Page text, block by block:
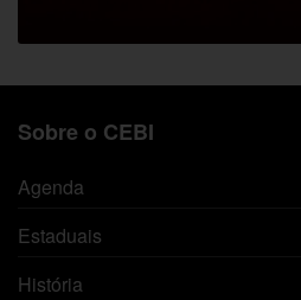
Sobre o CEBI
Agenda
Estaduais
História